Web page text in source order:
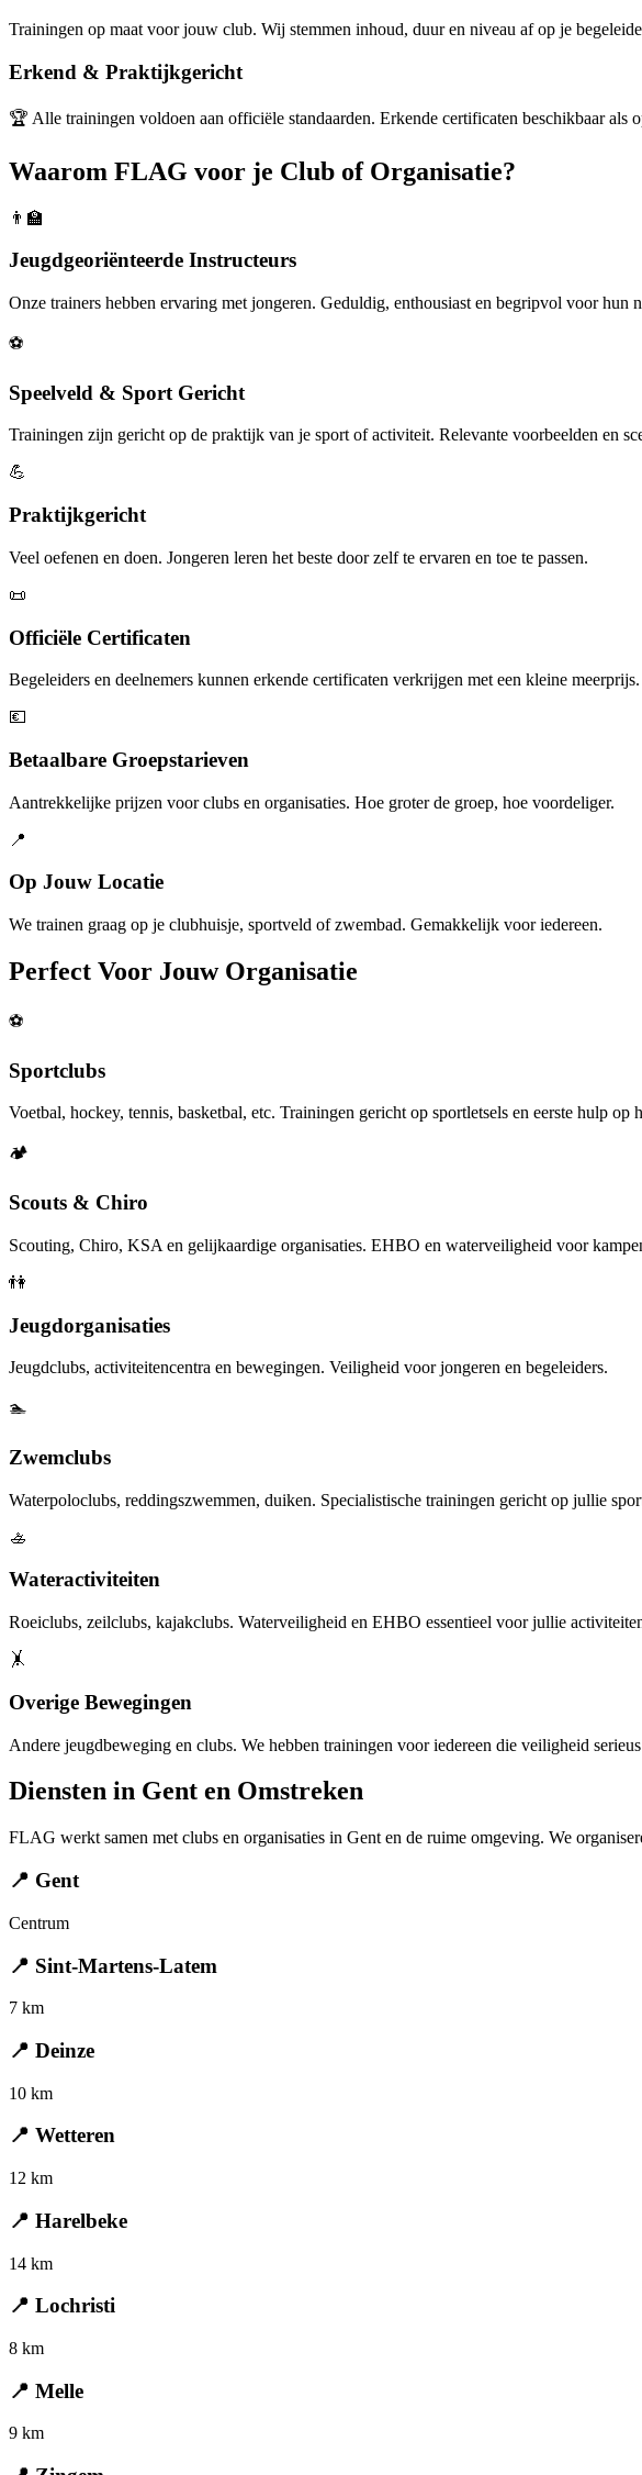
Trainingen op maat voor jouw club. Wij stemmen inhoud, duur en niveau af op je
Erkend & Praktijkgericht
🏆 Alle trainingen voldoen aan officiële standaarden. Erkende certificaten beschikbaar als
Waarom FLAG voor je Club of Organisatie?
👨‍🏫
Jeugdgeoriënteerde Instructeurs
Onze trainers hebben ervaring met jongeren. Geduldig, enthousiast en begripvol voor hun
⚽
Speelveld & Sport Gericht
Trainingen zijn gericht op de praktijk van je sport of activiteit. Relevante voorbeelden en
💪
Praktijkgericht
Veel oefenen en doen. Jongeren leren het beste door zelf te ervaren en toe te passen.
📜
Officiële Certificaten
Begeleiders en deelnemers kunnen erkende certificaten verkrijgen met een kleine
💶
Betaalbare Groepstarieven
Aantrekkelijke prijzen voor clubs en organisaties. Hoe groter de groep, hoe voordeliger.
📍
Op Jouw Locatie
We trainen graag op je clubhuisje, sportveld of zwembad. Gemakkelijk voor iedereen.
Perfect Voor Jouw Organisatie
⚽
Sportclubs
Voetbal, hockey, tennis, basketbal, etc. Trainingen gericht op sportletsels en eerste hulp op
🏕️
Scouts & Chiro
Scouting, Chiro, KSA en gelijkaardige organisaties. EHBO en waterveiligheid voor
👫
Jeugdorganisaties
Jeugdclubs, activiteitencentra en bewegingen. Veiligheid voor jongeren en begeleiders.
🏊
Zwemclubs
Waterpoloclubs, reddingszwemmen, duiken. Specialistische trainingen gericht op jullie
🚣
Wateractiviteiten
Roeiclubs, zeilclubs, kajakclubs. Waterveiligheid en EHBO essentieel voor jullie
🤸
Overige Bewegingen
Andere jeugdbeweging en clubs. We hebben trainingen voor iedereen die veiligheid
Diensten in Gent en Omstreken
FLAG werkt samen met clubs en organisaties in Gent en de ruime omgeving. We
📍 Gent
Centrum
📍 Sint-Martens-Latem
7 km
📍 Deinze
10 km
📍 Wetteren
12 km
📍 Harelbeke
14 km
📍 Lochristi
8 km
📍 Melle
9 km